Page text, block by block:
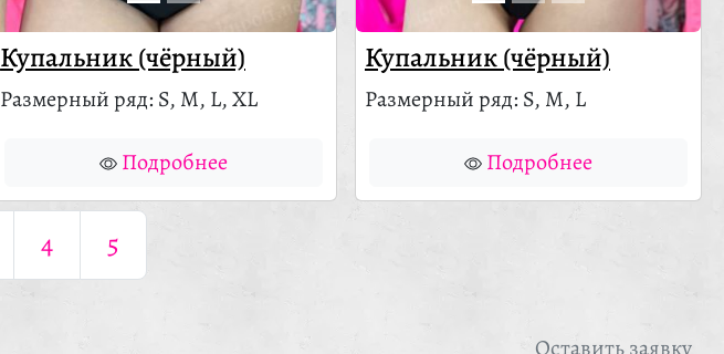
Купальник (чёрный)
Размерный ряд: S, M, L, XL
Подробнее
Купальник (чёрный)
Размерный ряд: S, M, L
Подробнее
4 5
Оставить заявку